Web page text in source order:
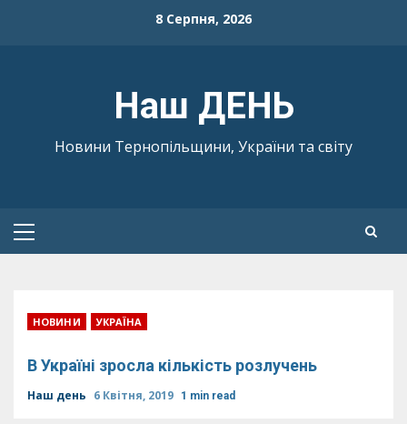
8 Серпня, 2026
Наш ДЕНЬ
Новини Тернопільщини, України та світу
Primary
НОВИНИ УКРАЇНА
В Україні зросла кількість розлучень
Наш день 6 Квітня, 2019 1 min read